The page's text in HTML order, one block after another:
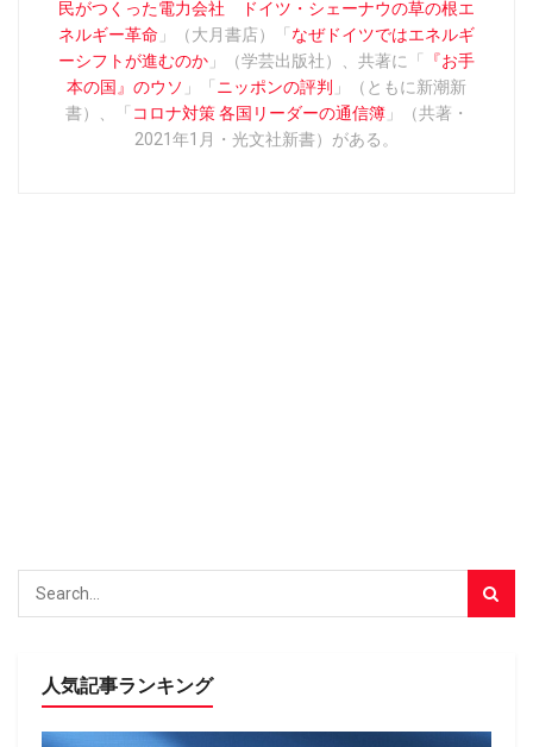
民がつくった電力会社 ドイツ・シェーナウの草の根エ
ネルギー革命 」（大月書店）「 なぜドイツではエネルギ
ーシフトが進むのか 」（学芸出版社）、共著に「
『お手
本の国』のウソ 」「 ニッポンの評判 」（ともに新潮新
書）、「 コロナ対策 各国リーダーの通信簿」（共著・
2021年1月・光文社新書）がある。
人気記事ランキング